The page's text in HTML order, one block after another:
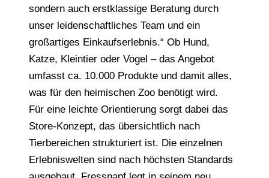
sondern auch erstklassige Beratung durch
unser leidenschaftliches Team und ein
großartiges Einkaufserlebnis.“ Ob Hund,
Katze, Kleintier oder Vogel – das Angebot
umfasst ca. 10.000 Produkte und damit alles,
was für den heimischen Zoo benötigt wird.
Für eine leichte Orientierung sorgt dabei das
Store-Konzept, das übersichtlich nach
Tierbereichen strukturiert ist. Die einzelnen
Erlebniswelten sind nach höchsten Standards